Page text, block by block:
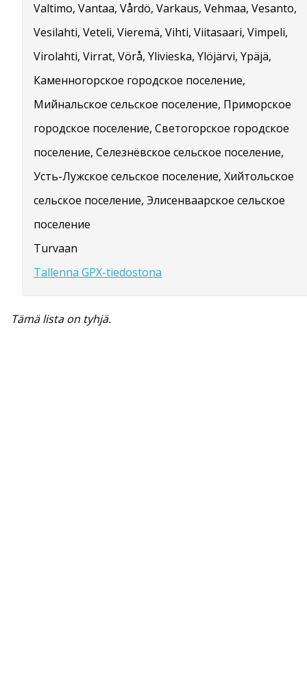
Valtimo, Vantaa, Vårdö, Varkaus, Vehmaa, Vesanto,
Vesilahti, Veteli, Vieremä, Vihti, Viitasaari, Vimpeli,
Virolahti, Virrat, Vörå, Ylivieska, Ylöjärvi, Ypäjä,
Каменногорское городское поселение,
Мийнальское сельское поселение, Приморское
городское поселение, Светогорское городское
поселение, Селезнёвское сельское поселение,
Усть-Лужское сельское поселение, Хийтольское
сельское поселение, Элисенваарское сельское
поселение
Turvaan
Tallenna GPX-tiedostona
Tämä lista on tyhjä.